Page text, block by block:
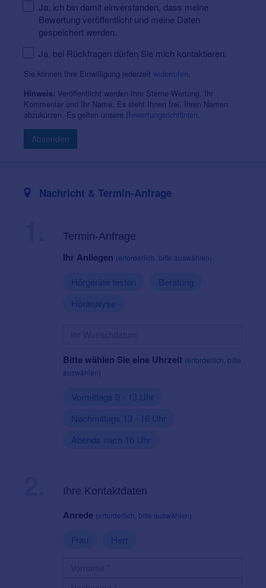
Ja, ich bin damit einverstanden, dass meine
Bewertung veröffentlicht und meine Daten
gespeichert werden.
Ja, bei Rückfragen dürfen Sie mich kontaktieren.
Sie können Ihre Einwilligung jederzeit widerrufen.
Hinweis: Veröffentlicht werden Ihre Sterne-Wertung, Ihr
Kommentar und Ihr Name. Es steht Ihnen frei, Ihren Namen
abzukürzen. Es gelten unsere Bewertungsrichtlinien.
Absenden
Nachricht & Termin-Anfrage
Termin-Anfrage
Ihr Anliegen (erforderlich, bitte auswählen)
Hörgeräte testen
Beratung
Höranalyse
Bitte wählen Sie eine Uhrzeit (erforderlich, bitte
auswählen)
Vormittags 9 - 13 Uhr
Nachmittags 13 - 16 Uhr
Abends nach 16 Uhr
Ihre Kontaktdaten
Anrede (erforderlich, bitte auswählen)
Frau Herr